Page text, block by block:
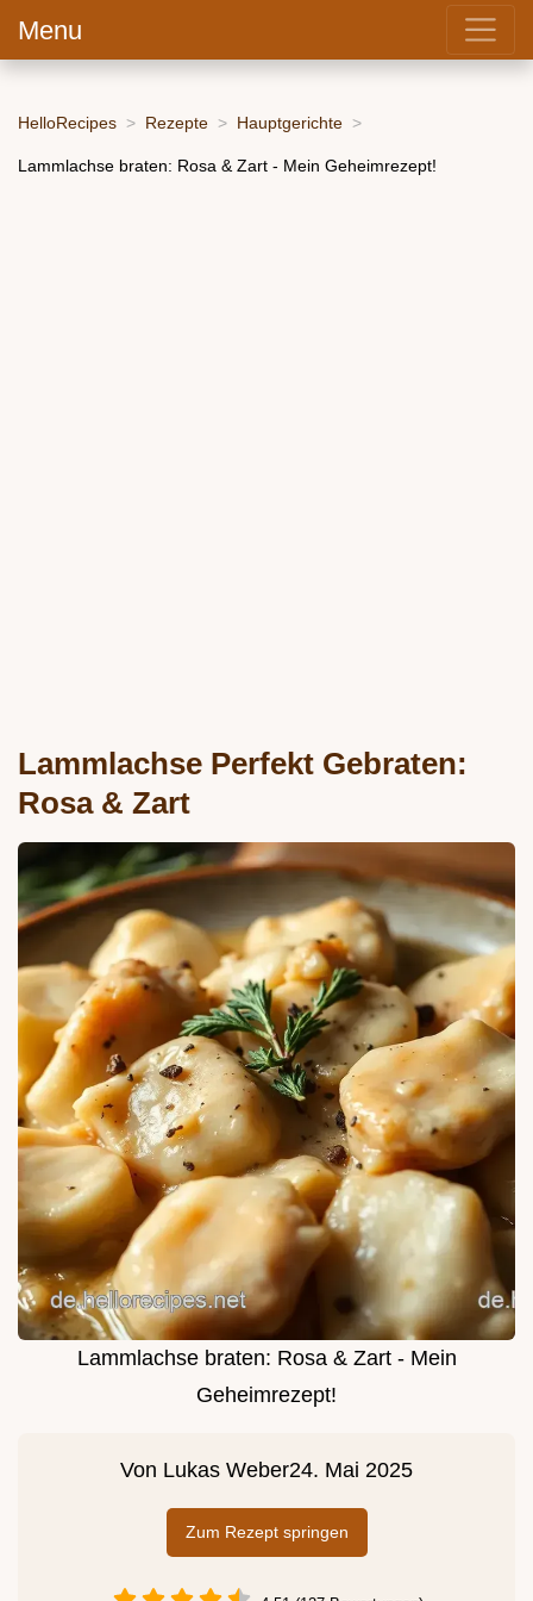
Menu
HelloRecipes Rezepte Hauptgerichte
Lammlachse braten: Rosa & Zart - Mein Geheimrezept!
Lammlachse Perfekt Gebraten:
Rosa & Zart
Lammlachse braten: Rosa & Zart - Mein
Geheimrezept!
Von Lukas Weber24. Mai 2025
Zum Rezept springen